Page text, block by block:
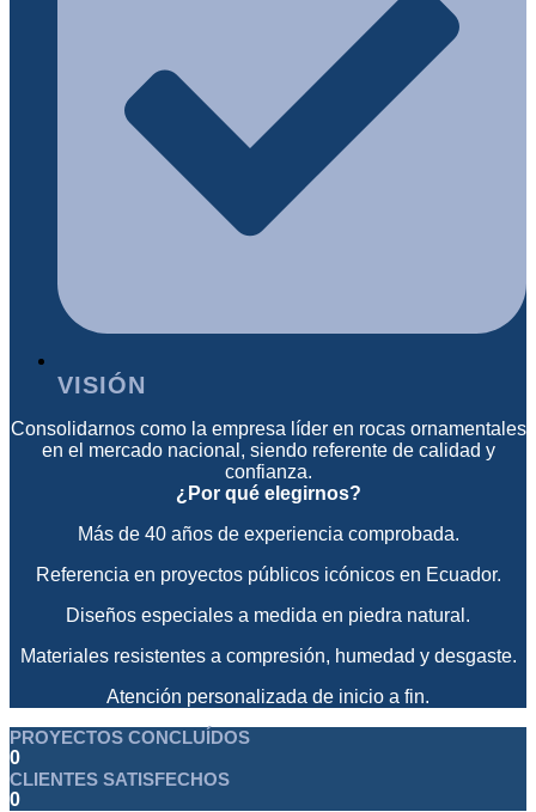
VISIÓN
Consolidarnos como la empresa líder en rocas ornamentales
en el mercado nacional, siendo referente de calidad y
confianza.
¿Por qué elegirnos?
Más de 40 años de experiencia comprobada.
Referencia en proyectos públicos icónicos en Ecuador.
Diseños especiales a medida en piedra natural.
Materiales resistentes a compresión, humedad y desgaste.
Atención personalizada de inicio a fin.
PROYECTOS CONCLUÍDOS
0
CLIENTES SATISFECHOS
0